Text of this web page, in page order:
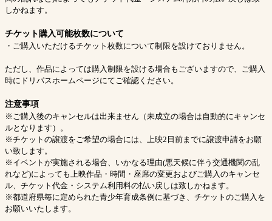
しかねます。
チケット購入可能枚数について
・ご購入いただけるチケット枚数について制限を設けておりません。
ただし、作品によっては購入制限を設ける場合もございますので、ご購入
時にドリパスホームページにてご確認ください。
注意事項
※ご購入後のキャンセルは出来ません（未成立の場合は自動的にキャンセ
ルとなります）。
※チケットの譲渡をご希望の場合には、上映2日前までに譲渡申請をお願
い致します。
※イベントが実施される場合、いかなる理由(悪天候に伴う交通機関の乱
れなど)によっても上映作品・時間・座席の変更およびご購入のキャンセ
ル、チケット代金・システム利用料の払い戻しは致しかねます。
※都道府県毎に定められた青少年育成条例に基づき、チケットのご購入を
お願いいたします。